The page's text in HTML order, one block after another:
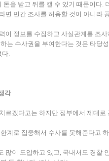
돈을 받고 뒤를 캘 수 있기 때문이다.
면 민간 조사를 허용할 것이 아니라
이 정보를 수집하고 사실관계를 조
는 수사권을 부여한다는 것은 타당
다.
각
르겠다고는 하지만 정부에서 제대로
계로 집중해서 수사를 못해준다고
많이 도입하고 있고, 국내서도 경찰